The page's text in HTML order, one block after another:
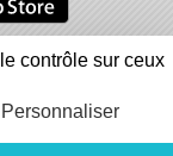
inapproprié
Connexion
contrôle sur ceux
Personnaliser